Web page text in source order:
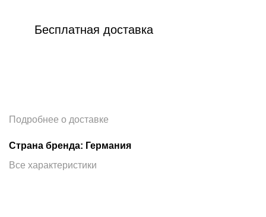
Бесплатная доставка
Подробнее о доставке
Страна бренда: Германия
Все характеристики